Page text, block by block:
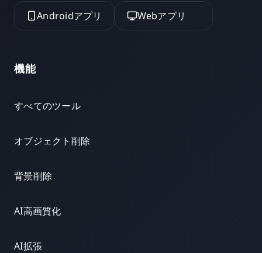
Androidアプリ Webアプリ
機能
すべてのツール
オブジェクト削除
背景削除
AI高画質化
AI拡張